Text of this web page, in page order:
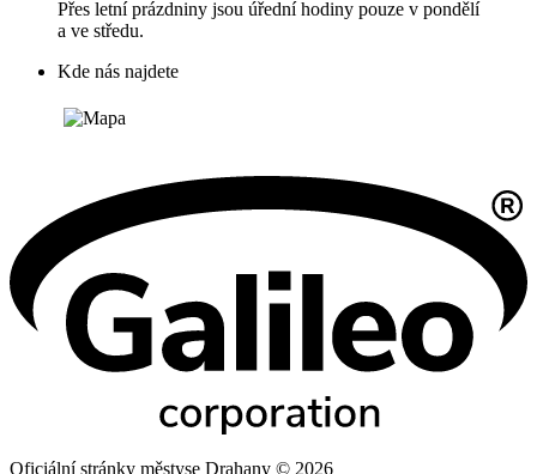
Přes letní prázdniny jsou úřední hodiny pouze v pondělí
a ve středu.
Kde nás najdete
Oficiální stránky městyse Drahany © 2026